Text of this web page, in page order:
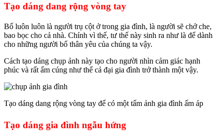
Tạo dáng dang rộng vòng tay
Bố luôn luôn là người trụ cột ở trong gia đình, là người sẽ chở che,
bao bọc cho cả nhà. Chính vì thế, tư thế này sinh ra như là để dành
cho những người bố thân yêu của chúng ta vậy.
Cách tạo dáng chụp ảnh này tạo cho người nhìn cảm giác hạnh
phúc và rất ấm cúng như thể cả đại gia đình trở thành một vậy.
Tạo dáng dang rộng vòng tay để có một tấm ảnh gia đình ấm áp
Tạo dáng gia đình ngẫu hứng